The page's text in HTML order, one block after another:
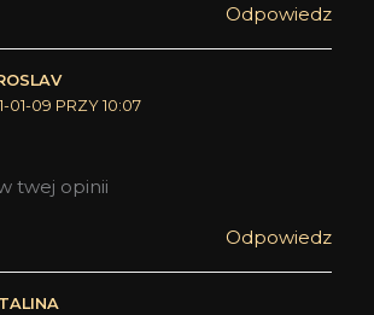
Odpowiedz
01-09 PRZY 10:07
twej opinii
Odpowiedz